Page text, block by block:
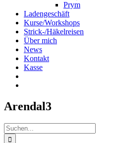
Prym
Ladengeschäft
Kurse/Workshops
Strick-/Häkelreisen
Über mich
News
Kontakt
Kasse
Arendal3
Suche
nach: